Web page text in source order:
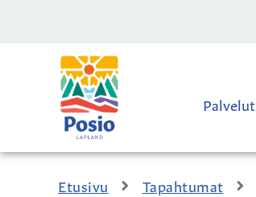
Kaupungin
logo
Palvelut
Etusivu Tapahtumat